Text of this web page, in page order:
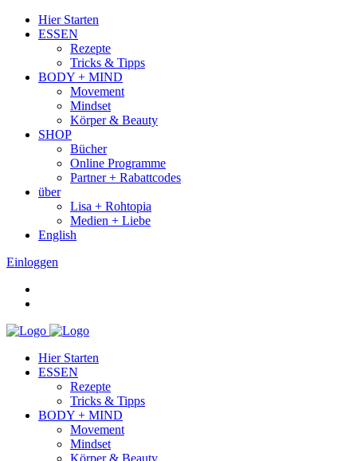
Hier Starten
ESSEN
Rezepte
Tricks & Tipps
BODY + MIND
Movement
Mindset
Körper & Beauty
SHOP
Bücher
Online Programme
Partner + Rabattcodes
über
Lisa + Rohtopia
Medien + Liebe
English
Einloggen
Hier Starten
ESSEN
Rezepte
Tricks & Tipps
BODY + MIND
Movement
Mindset
Körper & Beauty